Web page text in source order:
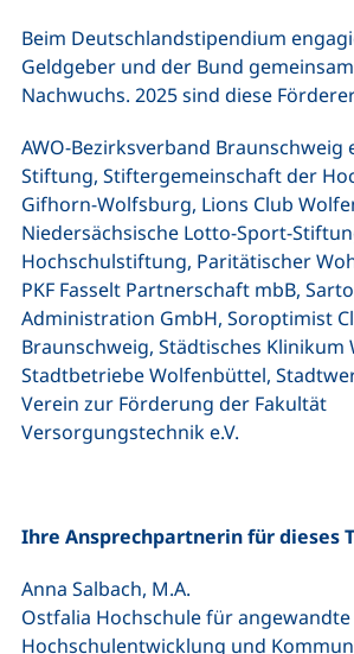
Beim Deutschlandstipendium
Geldgeber und der Bund
Nachwuchs. 2025 sind diese
AWO-Bezirksverband Braunschweig
Stiftung, Stiftergemeinschaft der
Gifhorn-Wolfsburg, Lions Club
Niedersächsische Lotto-Sport-
Hochschulstiftung, Paritätischer
PKF Fasselt Partnerschaft mbB,
Administration GmbH, Soroptimist
Braunschweig, Städtisches Klinikum
Stadtbetriebe Wolfenbüttel,
Verein zur Förderung der Fakultät
Versorgungstechnik e.V.
Ihre Ansprechpartnerin für dieses
Anna Salbach, M.A.
Ostfalia Hochschule für
Hochschulentwicklung und